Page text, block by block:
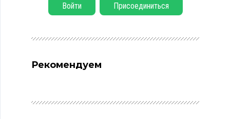
Войти Присоединиться
Рекомендуем